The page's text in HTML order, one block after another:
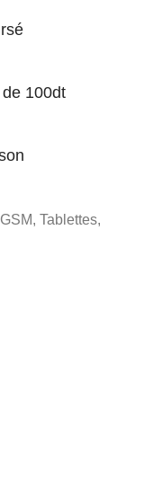
100dt
Tablettes,